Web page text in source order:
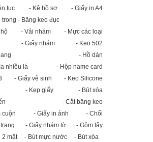
tục
- Kệ hồ sơ
- Giấy in A4
trong - Băng keo đục
- Vải nhám
- Mực các loại
- Giấy nhám
- Keo 502
- Hồ dán
nhiều lá
- Hộp name card
- Giấy vệ sinh
- Keo Silicone
- Kẹp giấy
- Bút xóa
- Cắt băng keo
cuộn
- Giấy in ảnh
- Chổi
- Giấy nhám tờ
- Gôm tẩy
2 mặt
- Bút mực nước - Bút xóa